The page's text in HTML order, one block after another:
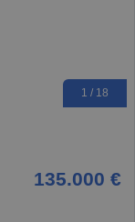
1 / 18
135.000 €